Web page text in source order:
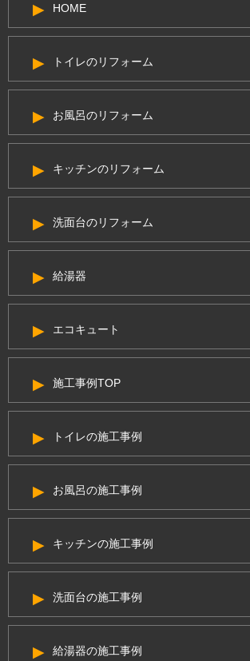
HOME
トイレのリフォーム
お風呂のリフォーム
キッチンのリフォーム
洗面台のリフォーム
給湯器
エコキュート
施工事例TOP
トイレの施工事例
お風呂の施工事例
キッチンの施工事例
洗面台の施工事例
給湯器の施工事例